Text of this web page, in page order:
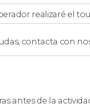
realizaré el
contacta con
antes de la